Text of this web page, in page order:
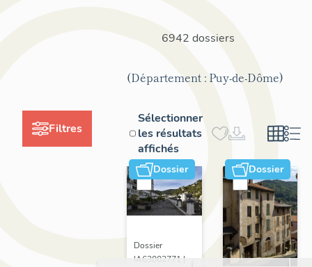
Filtres
6942 dossiers
(Département : Puy-de-Dôme)
Sélectionner
les résultats
affichés
Dossier
Dossier
IA63002771 |
Dossier